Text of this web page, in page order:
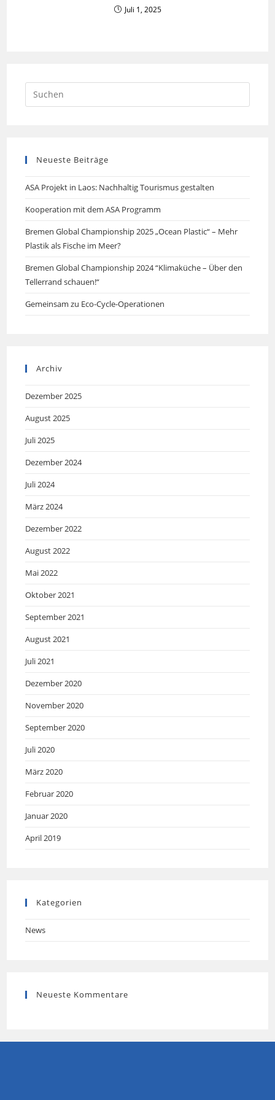
Juli 1, 2025
Neueste Beiträge
ASA Projekt in Laos: Nachhaltig Tourismus gestalten
Kooperation mit dem ASA Programm
Bremen Global Championship 2025 „Ocean Plastic“ – Mehr
Plastik als Fische im Meer?
Bremen Global Championship 2024 “Klimaküche – Über den
Tellerrand schauen!“
Gemeinsam zu Eco-Cycle-Operationen
Archiv
Dezember 2025
August 2025
Juli 2025
Dezember 2024
Juli 2024
März 2024
Dezember 2022
August 2022
Mai 2022
Oktober 2021
September 2021
August 2021
Juli 2021
Dezember 2020
November 2020
September 2020
Juli 2020
März 2020
Februar 2020
Januar 2020
April 2019
Kategorien
News
Neueste Kommentare